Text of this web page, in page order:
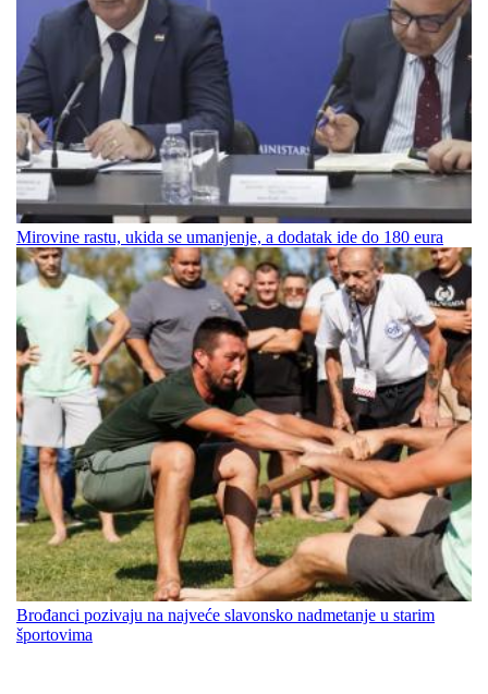
Mirovine rastu, ukida se umanjenje, a dodatak ide do 180 eura
Brođanci pozivaju na najveće slavonsko nadmetanje u starim
športovima